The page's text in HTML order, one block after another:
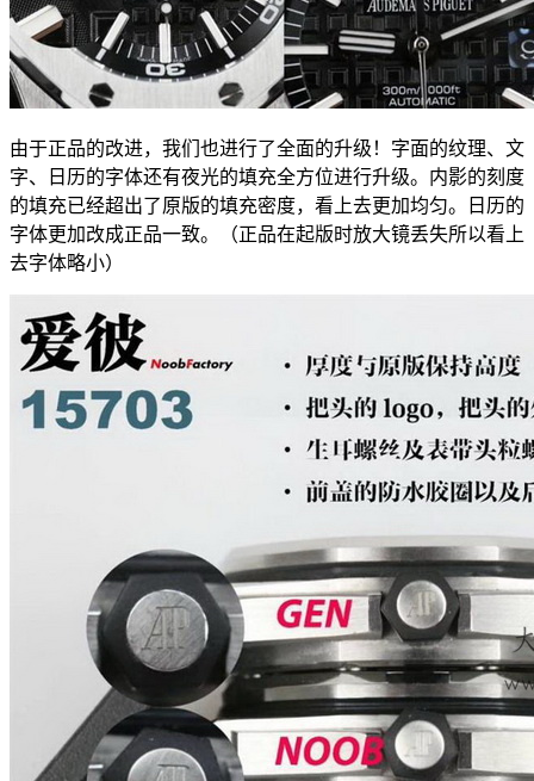
由于正品的改进，我们也进行了全面的升级！字面的纹理、文
字、日历的字体还有夜光的填充全方位进行升级。内影的刻度
的填充已经超出了原版的填充密度，看上去更加均匀。日历的
字体更加改成正品一致。（正品在起版时放大镜丢失所以看上
去字体略小）